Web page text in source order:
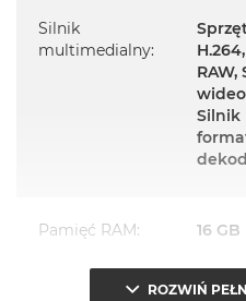
Przewód USB‑C do
Najważniejsze cechy:
siedmiu wspaniałych
ozdobą, gdziekolwiek się
Silnik
multimedialny:
Silnik
Pamięć RAM: 16 GB
ROZWIŃ